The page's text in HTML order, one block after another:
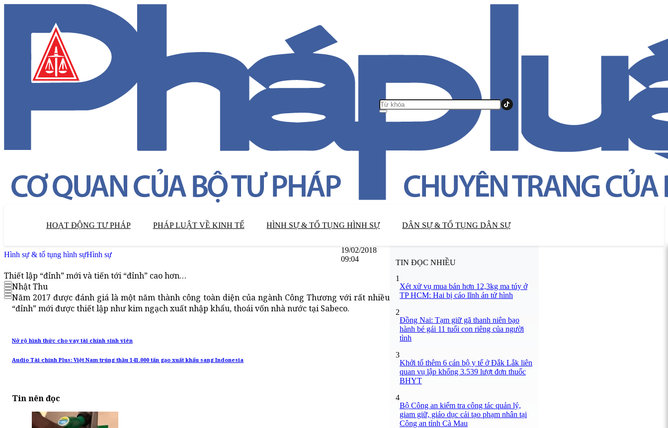
HOẠT ĐỘNG TƯ PHÁP PHÁP LUẬT VỀ KINH TẾ HÌNH SỰ & TỐ TỤNG HÌNH SỰ DÂN SỰ & TỐ TỤNG DÂN SỰ
Hình sự & tố tụng hình sựHình sự
19/02/2018
09:04
Thiết lập “đỉnh” mới và tiến tới “đỉnh” cao hơn…
Nhật Thu
Năm 2017 được đánh giá là một năm thành công toàn diện của ngành Công Thương với rất nhiều
“đỉnh” mới được thiết lập như kim ngạch xuất nhập khẩu, thoái vốn nhà nước tại Sabeco.
Nở rộ hình thức cho vay tài chính sinh viên
Audio Tài chính Plus: Việt Nam trúng thầu 141.000 tấn gạo xuất khẩu sang Indonesia
Tin nên đọc
TIN ĐỌC NHIỀU
1
Xét xử vụ mua bán hơn 12,3kg ma túy ở
TP HCM: Hai bị cáo lĩnh án tử hình
2
Đồng Nai: Tạm giữ gã thanh niên bạo
hành bé gái 11 tuổi con riêng của người
tình
3
Khởi tố thêm 6 cán bộ y tế ở Đắk Lắk liên
quan vụ lập khống 3.539 lượt đơn thuốc
BHYT
4
Bộ Công an kiểm tra công tác quản lý,
giam giữ, giáo dục cải tạo phạm nhân tại
Công an tỉnh Cà Mau